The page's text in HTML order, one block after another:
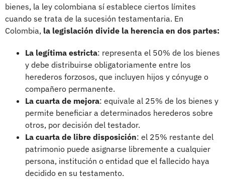
bienes, la ley colombiana sí establece ciertos límites
cuando se trata de la sucesión testamentaria. En
Colombia, la legislación divide la herencia en dos partes:
La legítima estricta: representa el 50% de los bienes
y debe distribuirse obligatoriamente entre los
herederos forzosos, que incluyen hijos y cónyuge o
compañero permanente.
La cuarta de mejora: equivale al 25% de los bienes y
permite beneficiar a determinados herederos sobre
otros, por decisión del testador.
La cuarta de libre disposición: el 25% restante del
patrimonio puede asignarse libremente a cualquier
persona, institución o entidad que el fallecido haya
decidido en su testamento.